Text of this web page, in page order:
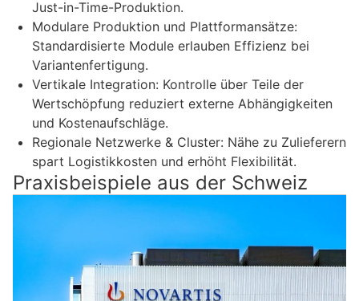
Just-in-Time-Produktion.
Modulare Produktion und Plattformansätze:
Standardisierte Module erlauben Effizienz bei
Variantenfertigung.
Vertikale Integration: Kontrolle über Teile der
Wertschöpfung reduziert externe Abhängigkeiten
und Kostenaufschläge.
Regionale Netzwerke & Cluster: Nähe zu Zulieferern
spart Logistikkosten und erhöht Flexibilität.
Praxisbeispiele aus der Schweiz